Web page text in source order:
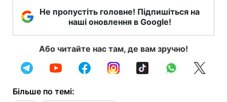
Не пропустіть головне! Підпишіться на
наші оновлення в Google!
Або читайте нас там, де вам зручно!
Більше по темі: